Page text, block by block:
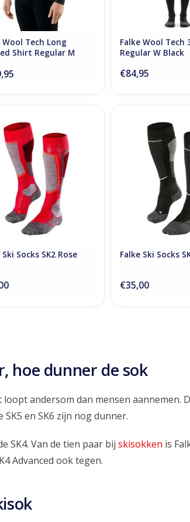
Wool Tech Long
Shirt Regular M
Falke Wool Tech
Regular W Black
€84,95
ADD TO CART
Ski Socks SK2 Rose
ADD TO
Falke Ski Socks
€35,00
hoe dunner de sok
andersom dan mensen aannemen.
en SK6 zijn nog dunner.
SK4. Van de tien paar bij skisokken is
Advanced ook tegen.